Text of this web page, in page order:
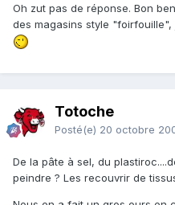
Oh zut pas de réponse. Bon
des magasins style
Totoche
Posté(e) 20 octobre
De la pâte à sel, du
peindre ? Les recouvrir de